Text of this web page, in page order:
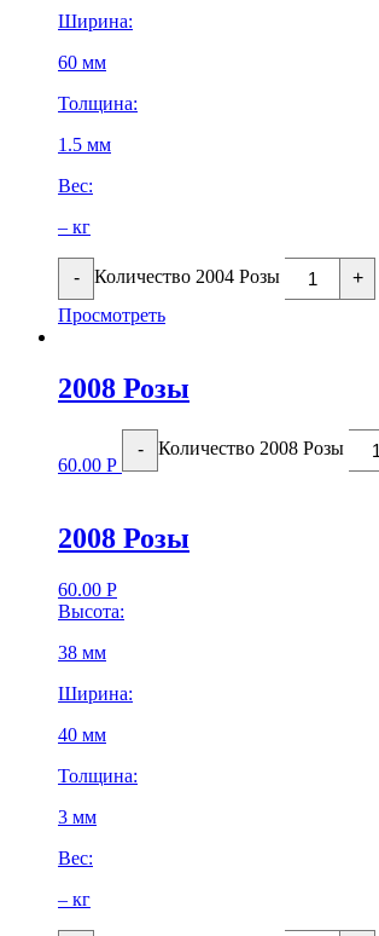
Ширина:
60 мм
Толщина:
1.5 мм
Вес:
– кг
- Количество 2004 Розы +
Просмотреть
2008 Розы
60.00 Р
- Количество 2008 Розы
2008 Розы
60.00 Р
Высота:
38 мм
Ширина:
40 мм
Толщина:
3 мм
Вес:
– кг